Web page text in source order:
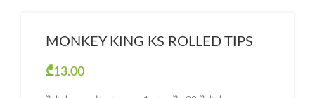
MONKEY KING KS ROLLED TIPS
₾13.00